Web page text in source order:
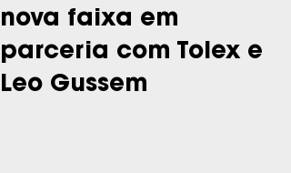
nova faixa em
parceria com Tolex e
Leo Gussem